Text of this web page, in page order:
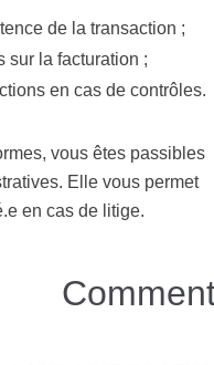
de la transaction ;
sur la facturation ;
en cas de contrôles.
vous êtes passibles
Elle vous permet
en cas de litige.